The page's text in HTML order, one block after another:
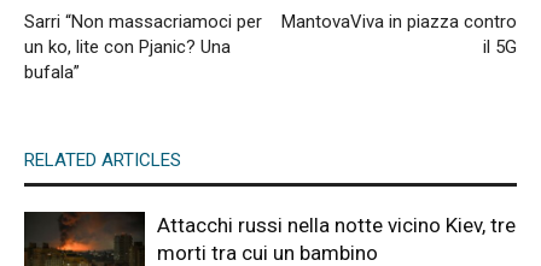
Sarri “Non massacriamoci per
un ko, lite con Pjanic? Una
bufala”
MantovaViva in piazza contro
il 5G
RELATED ARTICLES
Attacchi russi nella notte vicino Kiev, tre
morti tra cui un bambino